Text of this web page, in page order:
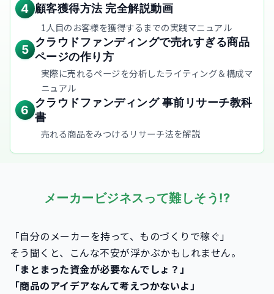
4 顧客獲得方法 完全解説動画
1人目のお客様を獲得するまでの実践マニュアル
5
クラウドファンディングで売れすぎる商品
ページの作り方
実際に売れるページを分析したライティング＆構成マ
ニュアル
6
クラウドファンディング 事前リサーチ教科
書
売れる商品をみつけるリサーチ法を解説
メーカービジネスって難しそう!?
「自分のメーカーを持って、ものづくりで稼ぐ」
そう聞くと、こんな不安が浮かぶかもしれません。
「まとまった資金が必要なんでしょ？」
「商品のアイデアなんて考えつかないよ」